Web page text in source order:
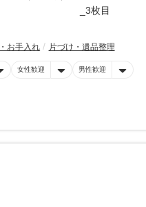
お手入れ 片づけ・遺品整理
女性歓迎 男性歓迎